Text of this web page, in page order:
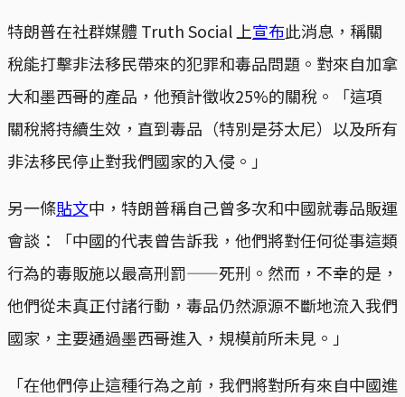
特朗普在社群媒體 Truth Social 上宣布此消息，稱關
稅能打擊非法移民帶來的犯罪和毒品問題。對來自加拿
大和墨西哥的產品，他預計徵收25%的關稅。「這項
關稅將持續生效，直到毒品（特別是芬太尼）以及所有
非法移民停止對我們國家的入侵。」
另一條貼文中，特朗普稱自己曾多次和中國就毒品販運
會談：「中國的代表曾告訴我，他們將對任何從事這類
行為的毒販施以最高刑罰——死刑。然而，不幸的是，
他們從未真正付諸行動，毒品仍然源源不斷地流入我們
國家，主要通過墨西哥進入，規模前所未見。」
「在他們停止這種行為之前，我們將對所有來自中國進